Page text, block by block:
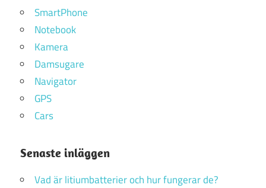
SmartPhone
Notebook
Kamera
Damsugare
Navigator
GPS
Cars
Senaste inläggen
Vad är litiumbatterier och hur fungerar de?